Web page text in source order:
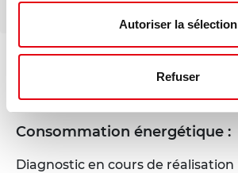
Autoriser la sélection
Refuser
DPE - GES
Consommation énergétique :
Diagnostic en cours de réalisation